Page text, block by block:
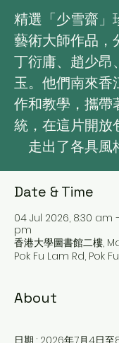
精選「少雪齋」
藝術大師作品，
丁衍庸、趙少昂
玉。他們南來香
作和教學，攜帶
統，在這片開放
走出了各具風
Date & Time
04 Jul 2026, 8:30 am
pm
香港大學圖書館二樓,
Pok Fu Lam Rd, Pok
About
日期 : 2026年7月4日